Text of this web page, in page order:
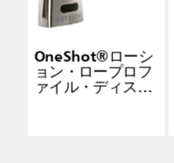
OneShot®ローシ
ョン・ロープロフ
ァイル・ディスペ